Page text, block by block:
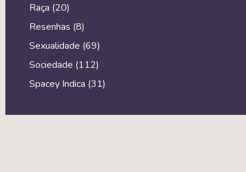
Raça (20)
Resenhas (8)
Sexualidade (69)
Sociedade (112)
Spacey Indica (31)